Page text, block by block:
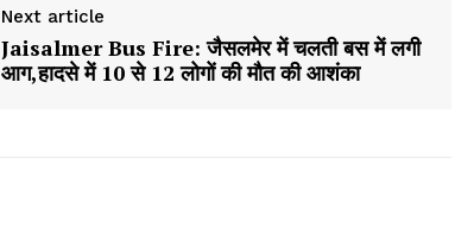
Next article
Jaisalmer Bus Fire: जैसलमेर में चलती बस में लगी
आग,हादसे में 10 से 12 लोगों की मौत की आशंका